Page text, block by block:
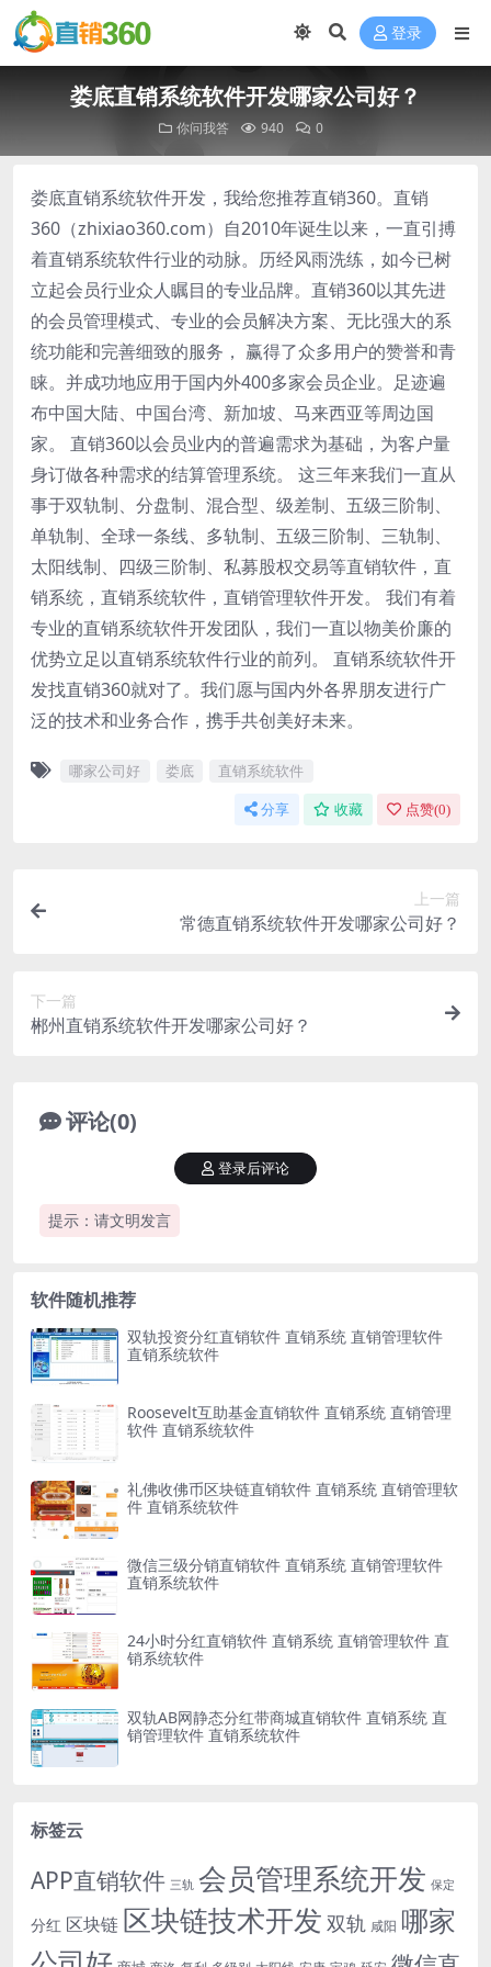
登录
娄底直销系统软件开发哪家公司好？
你问我答 940 0
娄底直销系统软件开发，我给您推荐直销360。直销
360（zhixiao360.com）自2010年诞生以来，一直引搏
着直销系统软件行业的动脉。历经风雨洗练，如今已树
立起会员行业众人瞩目的专业品牌。直销360以其先进
的会员管理模式、专业的会员解决方案、无比强大的系
统功能和完善细致的服务， 赢得了众多用户的赞誉和青
睐。并成功地应用于国内外400多家会员企业。足迹遍
布中国大陆、中国台湾、新加坡、马来西亚等周边国
家。 直销360以会员业内的普遍需求为基础，为客户量
身订做各种需求的结算管理系统。 这三年来我们一直从
事于双轨制、分盘制、混合型、级差制、五级三阶制、
单轨制、全球一条线、多轨制、五级三阶制、三轨制、
太阳线制、四级三阶制、私募股权交易等直销软件，直
销系统，直销系统软件，直销管理软件开发。 我们有着
专业的直销系统软件开发团队，我们一直以物美价廉的
优势立足以直销系统软件行业的前列。 直销系统软件开
发找直销360就对了。我们愿与国内外各界朋友进行广
泛的技术和业务合作，携手共创美好未来。
哪家公司好 娄底 直销系统软件
分享 收藏 点赞(0)
上一篇
常德直销系统软件开发哪家公司好？
下一篇
郴州直销系统软件开发哪家公司好？
评论(0)
提示：请文明发言
登录后评论
软件随机推荐
双轨投资分红直销软件 直销系统 直销管理软件
直销系统软件
Roosevelt互助基金直销软件 直销系统 直销管理
软件 直销系统软件
礼佛收佛币区块链直销软件 直销系统 直销管理软
件 直销系统软件
微信三级分销直销软件 直销系统 直销管理软件
直销系统软件
24小时分红直销软件 直销系统 直销管理软件 直
销系统软件
双轨AB网静态分红带商城直销软件 直销系统 直
销管理软件 直销系统软件
标签云
APP直销软件 三轨 会员管理系统开发 保定
分红 区块链 区块链技术开发 双轨 咸阳 哪家